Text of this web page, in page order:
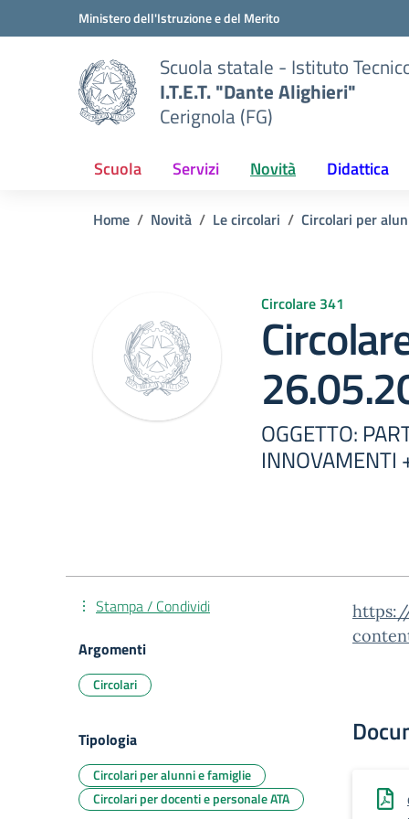
Vai ai contenuti
Vai al menu di navigazioneMinistero dell'Istruzione e del Merito
Scuola statale - Istituto
I.T.E.T. "Dante Alighieri"
Cerignola (FG)
Scuola Servizi Novità Didattica
Home Novità Le circolari Circolari per
Circolare 341
OGGETTO:
INNOVAMENTI
Stampa / Condividi
Argomenti
Circolari
Tipologia
Circolari per alunni e famiglie
Circolari per docenti e personale ATA